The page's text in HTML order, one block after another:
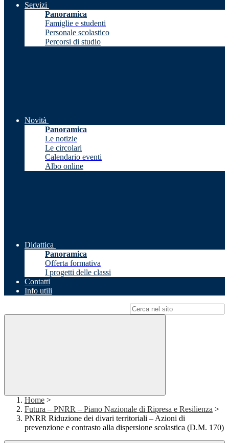
Servizi
Panoramica
Famiglie e studenti
Personale scolastico
Percorsi di studio
Novità
Panoramica
Le notizie
Le circolari
Calendario eventi
Albo online
Didattica
Panoramica
Offerta formativa
I progetti delle classi
Contatti
Info utili
Home >
Futura – PNRR – Piano Nazionale di Ripresa e Resilienza >
PNRR Riduzione dei divari territoriali – Azioni di
prevenzione e contrasto alla dispersione scolastica (D.M. 170)